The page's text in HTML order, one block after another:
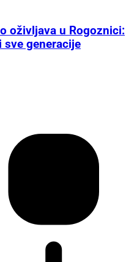
oživljava u Rogoznici:
sve generacije